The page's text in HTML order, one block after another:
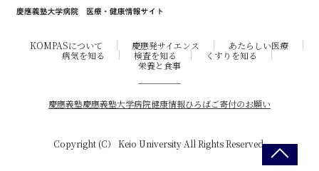
KOMPASについて 慶應発サイエンス
あたらしい医療
病気を知る
検査を知る
くすりを知る
栄養と食事
慶應義塾慶應義塾大学病院健康情報ひろばご寄付のお願い
Copyright (C） Keio University All Rights Reserved.